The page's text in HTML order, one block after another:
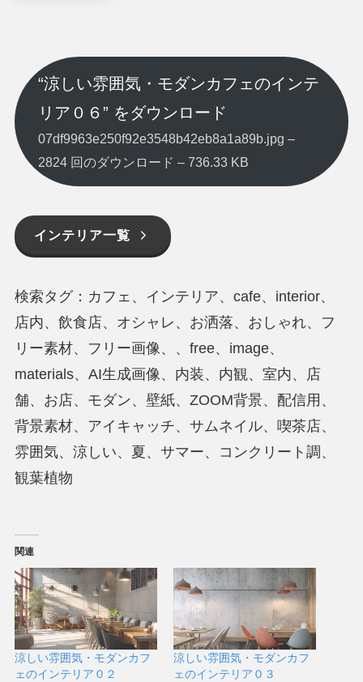
“涼しい雰囲気・モダンカフェのインテ
リア０６” をダウンロード
07df9963e250f92e3548b42eb8a1a89b.jpg –
2824 回のダウンロード – 736.33 KB
インテリア一覧
検索タグ：カフェ、インテリア、cafe、interior、
店内、飲食店、オシャレ、お洒落、おしゃれ、フ
リー素材、フリー画像、、free、image、
materials、AI生成画像、内装、内観、室内、店
舗、お店、モダン、壁紙、ZOOM背景、配信用、
背景素材、アイキャッチ、サムネイル、喫茶店、
雰囲気、涼しい、夏、サマー、コンクリート調、
観葉植物
関連
涼しい雰囲気・モダンカフ
ェのインテリア０２
涼しい雰囲気・モダンカフ
ェのインテリア０３